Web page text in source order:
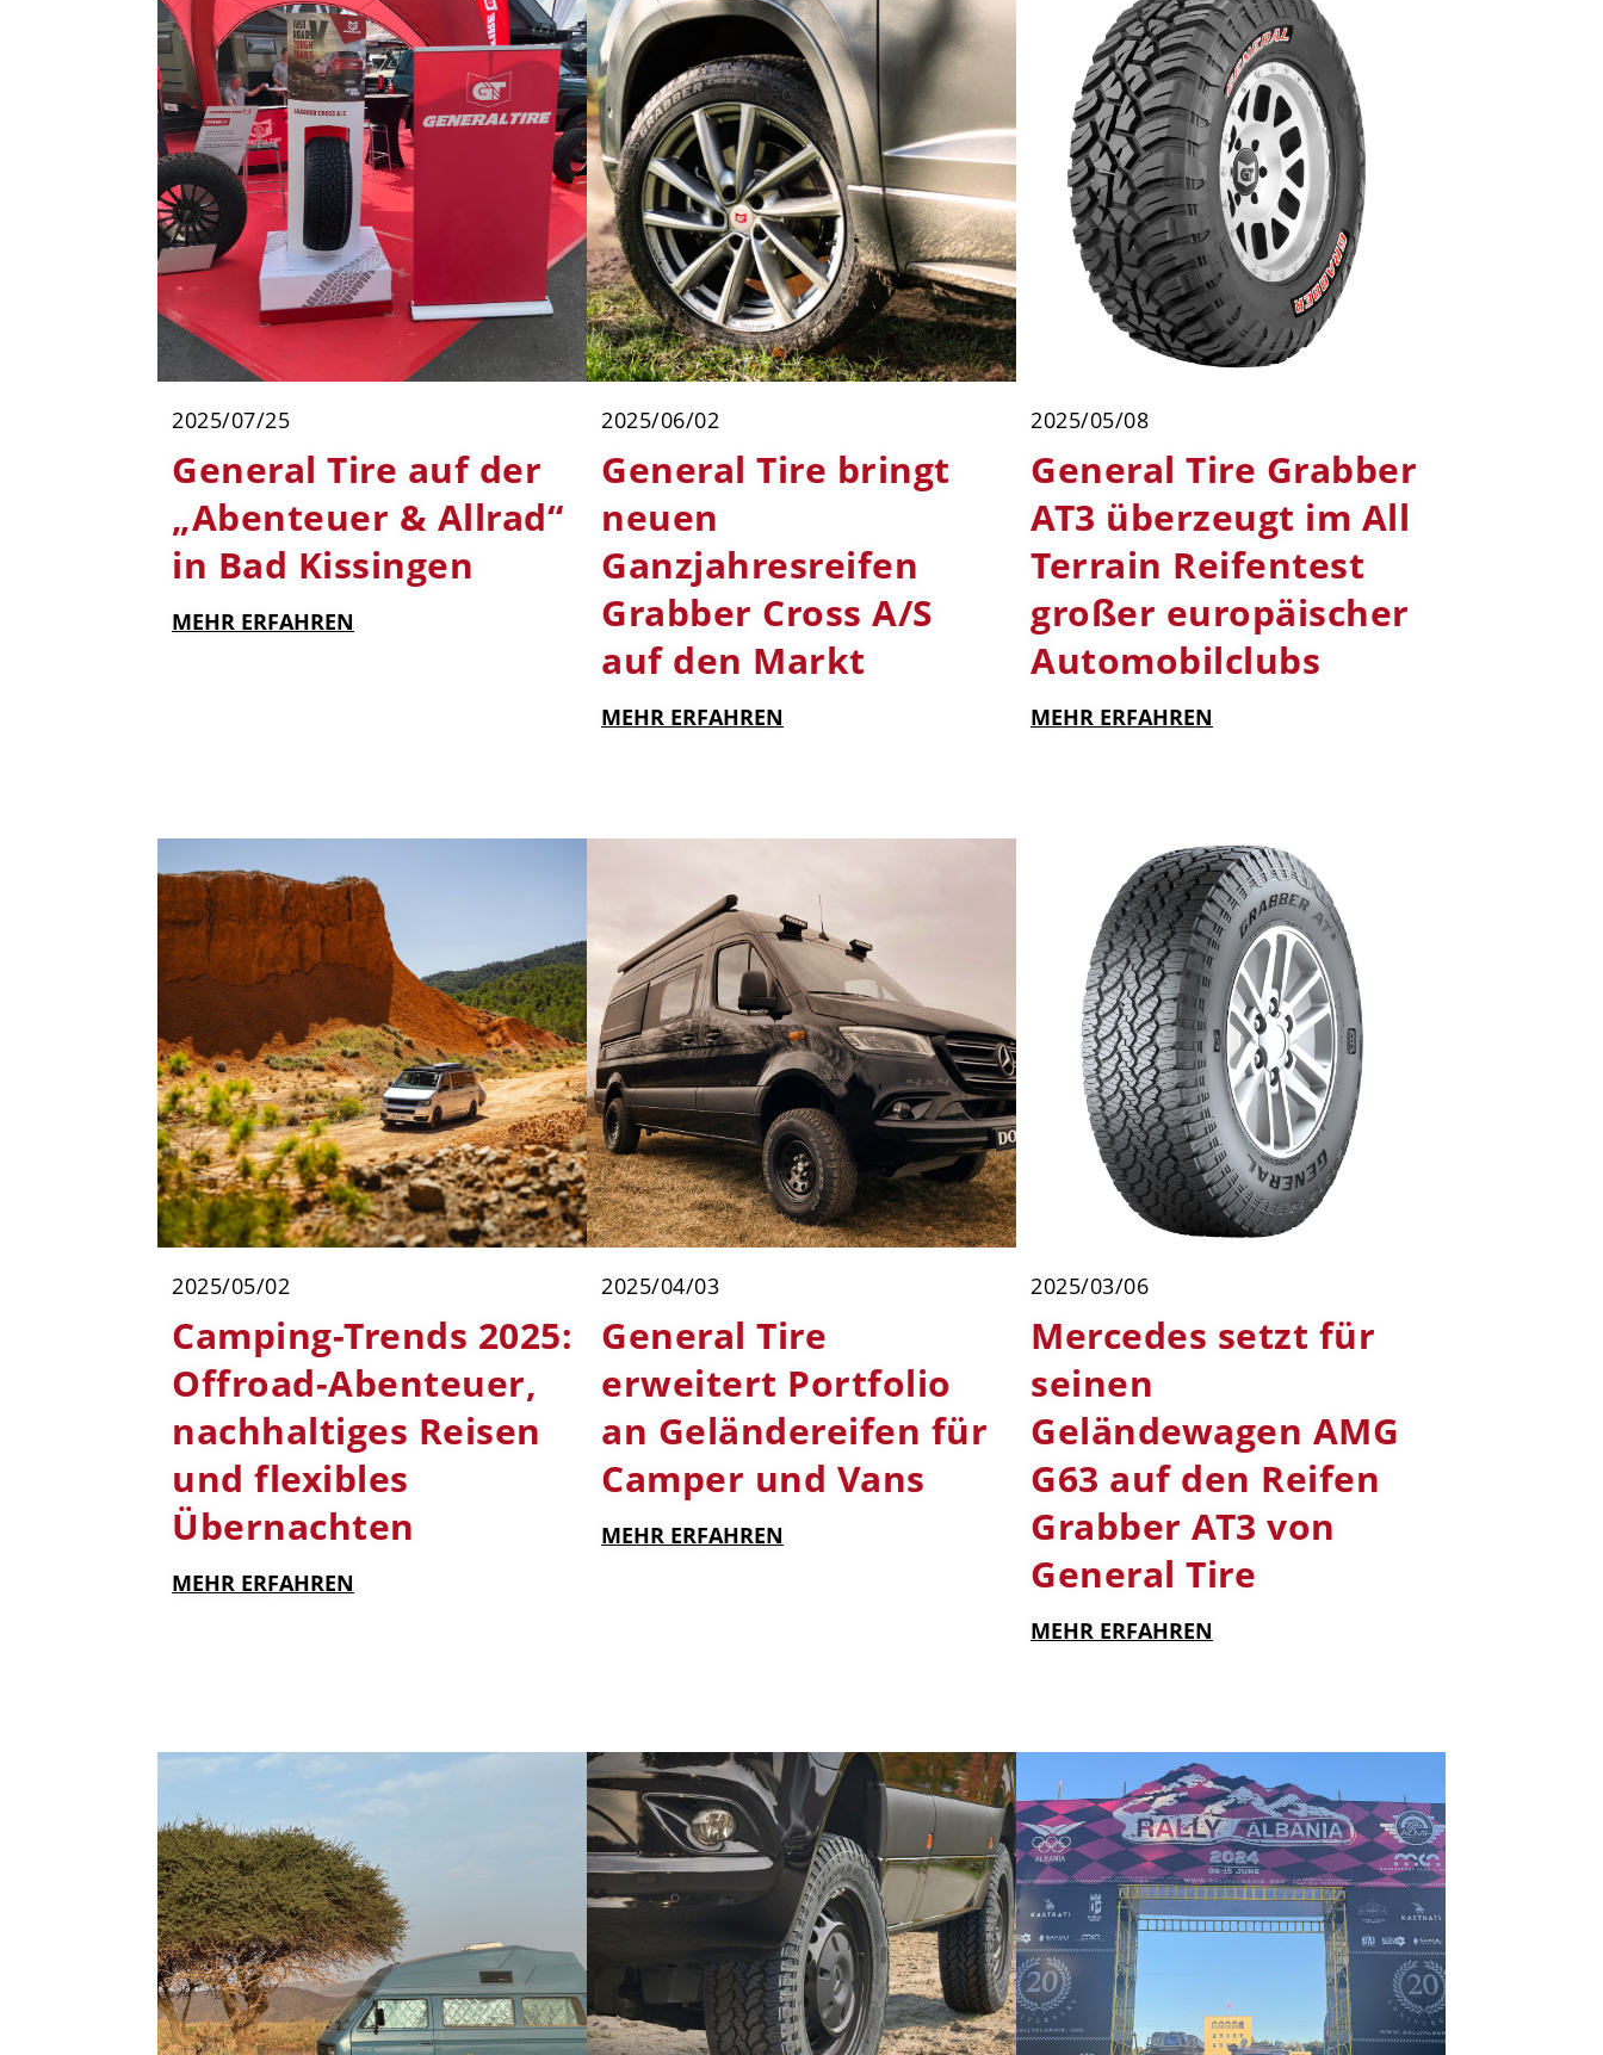
2025/07/25
General Tire auf der
„Abenteuer & Allrad“
in Bad Kissingen
MEHR ERFAHREN
2025/06/02
General Tire bringt
neuen
Ganzjahresreifen
Grabber Cross A/S
auf den Markt
MEHR ERFAHREN
2025/05/08
General Tire Grabber
AT3 überzeugt im All
Terrain Reifentest
großer europäischer
Automobilclubs
MEHR ERFAHREN
2025/05/02
Camping-Trends 2025:
Offroad-Abenteuer,
nachhaltiges Reisen
und flexibles
Übernachten
MEHR ERFAHREN
2025/04/03
General Tire
erweitert Portfolio
an Geländereifen für
Camper und Vans
MEHR ERFAHREN
2025/03/06
Mercedes setzt für
seinen
Geländewagen AMG
G63 auf den Reifen
Grabber AT3 von
General Tire
MEHR ERFAHREN